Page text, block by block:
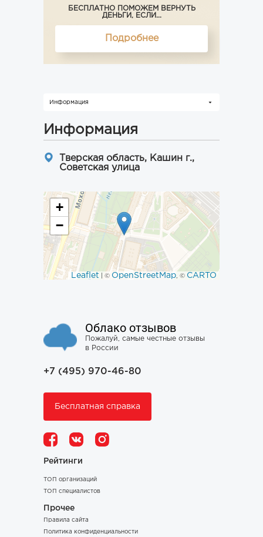
БЕСПЛАТНО ПОМОЖЕМ ВЕРНУТЬ
ДЕНЬГИ, ЕСЛИ...
Подробнее
Информация
Информация
Тверская область, Кашин г.,
Советская улица
+
−
Leaflet | © OpenStreetMap, © CARTO
Облако отзывов
Пожалуй, самые честные отзывы
в России
+7 (495) 970-46-80
Бесплатная справка
Рейтинги
ТОП организаций
ТОП специалистов
Прочее
Правила сайта
Политика конфиденциальности